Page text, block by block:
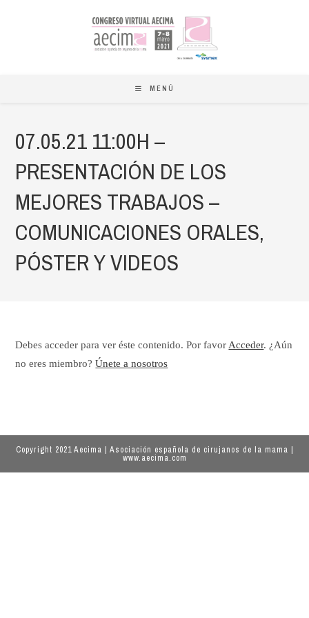
MENÚ
07.05.21 11:00H –
PRESENTACIÓN DE LOS
MEJORES TRABAJOS –
COMUNICACIONES ORALES,
PÓSTER Y VIDEOS
Debes acceder para ver éste contenido. Por favor Acceder. ¿Aún
no eres miembro?Únete a nosotros
Copyright 2021 Aecima | Asociación española de cirujanos de la mama |
www.aecima.com